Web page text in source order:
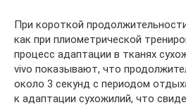
При короткой
как при плиометрической
процесс адаптации в тканях
vivo показывают, что
около 3 секунд с периодом
к адаптации сухожилий, что